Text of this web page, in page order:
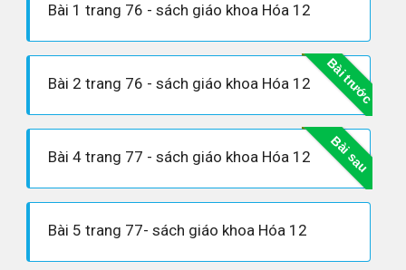
Bài 1 trang 76 - sách giáo khoa Hóa 12
Bài trước
Bài 2 trang 76 - sách giáo khoa Hóa 12
Bài sau
Bài 4 trang 77 - sách giáo khoa Hóa 12
Bài 5 trang 77- sách giáo khoa Hóa 12